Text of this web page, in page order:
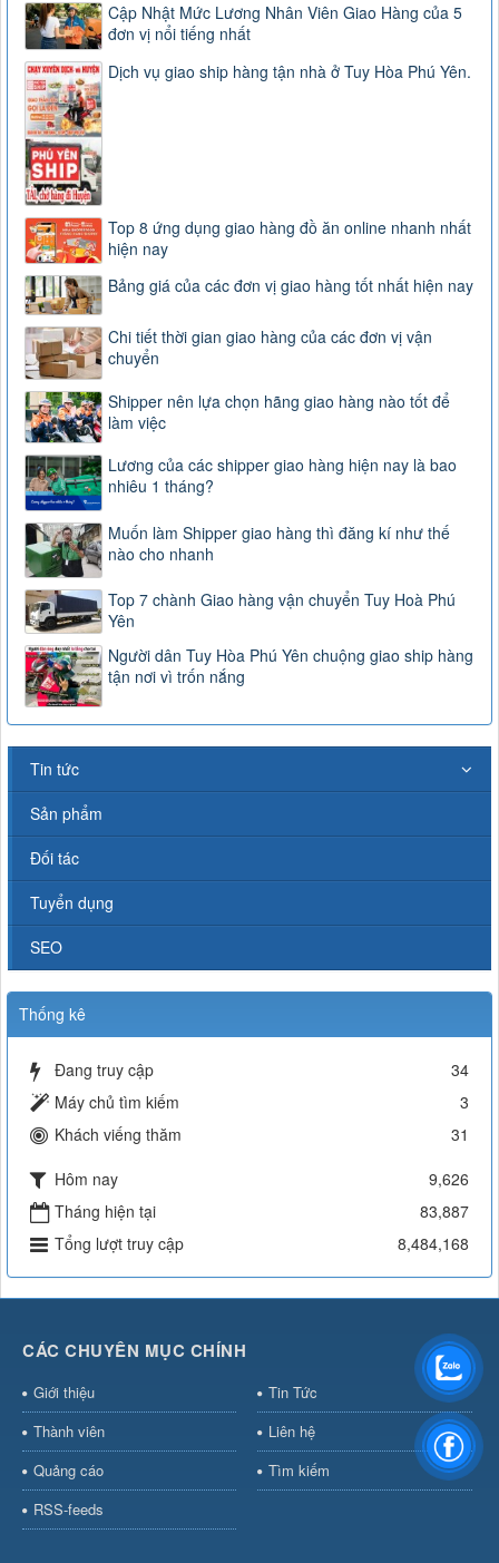
Cập Nhật Mức Lương Nhân Viên Giao Hàng của 5
đơn vị nổi tiếng nhất
Dịch vụ giao ship hàng tận nhà ở Tuy Hòa Phú Yên.
Top 8 ứng dụng giao hàng đồ ăn online nhanh nhất
hiện nay
Bảng giá của các đơn vị giao hàng tốt nhất hiện nay
Chi tiết thời gian giao hàng của các đơn vị vận
chuyển
Shipper nên lựa chọn hãng giao hàng nào tốt để
làm việc
Lương của các shipper giao hàng hiện nay là bao
nhiêu 1 tháng?
Muốn làm Shipper giao hàng thì đăng kí như thế
nào cho nhanh
Top 7 chành Giao hàng vận chuyển Tuy Hoà Phú
Yên
Người dân Tuy Hòa Phú Yên chuộng giao ship hàng
tận nơi vì trốn nắng
Tin tức
Sản phẩm
Đối tác
Tuyển dụng
SEO
Thống kê
Đang truy cập
34
Máy chủ tìm kiếm
3
Khách viếng thăm
31
Hôm nay
9,626
Tháng hiện tại
83,887
Tổng lượt truy cập
8,484,168
CÁC CHUYÊN MỤC CHÍNH
Giới thiệu
Tin Tức
Thành viên
Liên hệ
Quảng cáo
Tìm kiếm
RSS-feeds